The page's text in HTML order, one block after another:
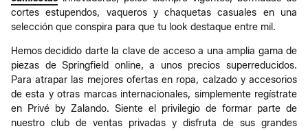
cortes estupendos, vaqueros y chaquetas casuales en una
selección que conspira para que tu look destaque entre mil.
Hemos decidido darte la clave de acceso a una amplia gama de
piezas de Springfield online, a unos precios superreducidos.
Para atrapar las mejores ofertas en ropa, calzado y accesorios
de esta y otras marcas internacionales, simplemente regístrate
en Privé by Zalando. Siente el privilegio de formar parte de
nuestro club de ventas privadas y disfruta de sus grandes